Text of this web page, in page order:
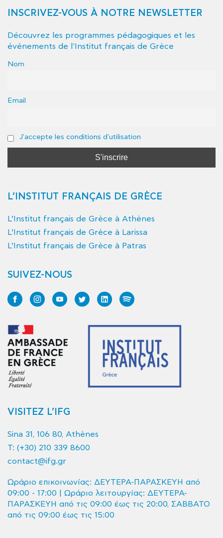
INSCRIVEZ-VOUS À NOTRE NEWSLETTER
Découvrez les programmes pédagogiques et les
événements de l'Institut français de Grèce
Nom
Email
J'accepte les conditions d'utilisation
L’INSTITUT FRANÇAIS DE GRÈCE
L’Institut français de Grèce à Athènes
L’Institut français de Grèce à Larissa
L’Institut français de Grèce à Patras
SUIVEZ-NOUS
VISITEZ L’IFG
Sina 31, 106 80, Athènes
T: (+30) 210 339 8600
contact@ifg.gr
Ωράριο επικοινωνίας: ΔΕΥΤΕΡΑ-ΠΑΡΑΣΚΕΥΗ από
09:00 - 17:00 | Ωράριο λειτουργίας: ΔΕΥΤΕΡΑ-
ΠΑΡΑΣΚΕΥΗ από τις 09:00 έως τις 20:00, ΣΑΒΒΑΤΟ
από τις 09:00 έως τις 15:00